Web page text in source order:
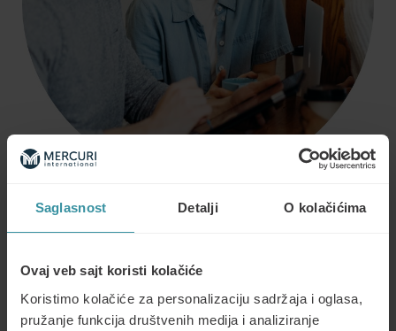
Saglasnost Detalji O kolačićima
Ovaj veb sajt koristi kolačiće
Koristimo kolačiće za personalizaciju sadržaja i oglasa,
pružanje funkcija društvenih medija i analiziranje
Put ka izvrsnom iskustvu naših klijenata
briga o klijentima i zašto je tako važna.
Razumevanje komunikacije– Otkriti koje prakse